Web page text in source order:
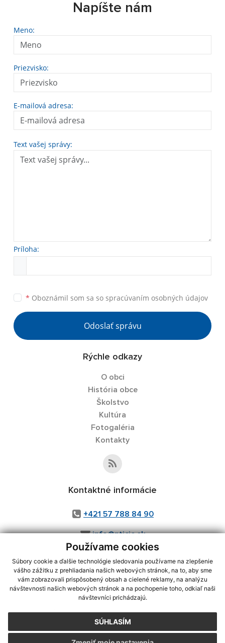
Používame cookies
Súbory cookie a ďalšie technológie sledovania používame na zlepšenie
vášho zážitku z prehliadania našich webových stránok, na to, aby sme
vám zobrazovali prispôsobený obsah a cielené reklamy, na analýzu
návštevnosti našich webových stránok a na pochopenie toho, odkiaľ naši
návštevníci prichádzajú.
SÚHLASÍM
Napíšte nám
Meno:
Priezvisko:
E-mailová adresa:
Text vašej správy:
Príloha:
* Oboznámil som sa so spracúvaním osobných údajov
Odoslať správu
Rýchle odkazy
O obci
História obce
Školstvo
Kultúra
Fotogaléria
Kontakty
Kontaktné informácie
+421 57 788 84 90
info@pticie.sk
využite možnosť získavania aktuálnych informácií s využitím RSS
CMS systém (redakčný) systém ECHELON 2,Mapa stránok,web portál
webex.digital, s.r.o.,domény,registrácia domény
Posledná aktualizácia:05.08.2026